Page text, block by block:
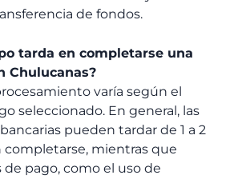
de fondos.
tarda en completarse una
Chulucanas?
varía según el
seleccionado. En general, las
pueden tardar de 1 a 2
completarse, mientras que
pago, como el uso de